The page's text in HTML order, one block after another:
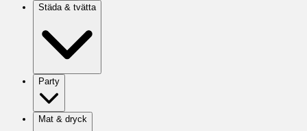
Städa & tvätta
Party
Mat & dryck